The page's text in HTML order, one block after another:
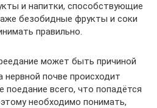
и напитки, способствующие
безобидные фрукты и соки
правильно.
может быть причиной
нервной почве происходит
поедание всего, что попадётся
необходимо понимать,